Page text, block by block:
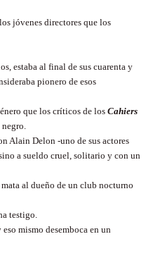
jóvenes directores que los
estaba al final de sus cuarenta y
pionero de esos
que los críticos de los Cahiers
Alain Delon -uno de sus actores
a sueldo cruel, solitario y con un
al dueño de un club nocturno
testigo.
mismo desemboca en un